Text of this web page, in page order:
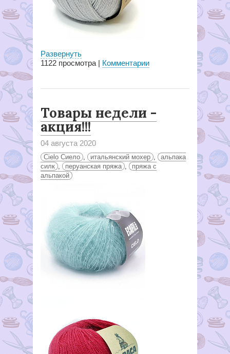
Развернуть
1122 просмотра | Комментарии
Товары недели -
акция!!!
04 августа 2020
Cielo Сиело итальянский мохер
альпака
силк
перуанская пряжа
пряжа с
альпакой